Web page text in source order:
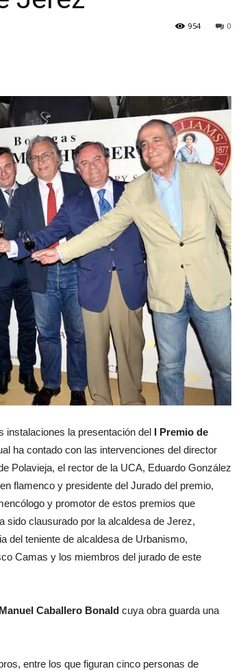
0
954
instalaciones la presentación del
I Premio de
ha contado con las intervenciones del director
Polavieja, el rector de la UCA, Eduardo González
flamenco y presidente del Jurado del premio,
y promotor de estos premios que
sido clausurado por la alcaldesa de Jerez,
del teniente de alcaldesa de Urbanismo,
Camas y los miembros del jurado de este
Caballero Bonald cuya obra guarda una
entre los que figuran cinco personas de